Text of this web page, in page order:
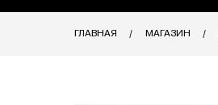
ГЛАВНАЯ МАГАЗИН